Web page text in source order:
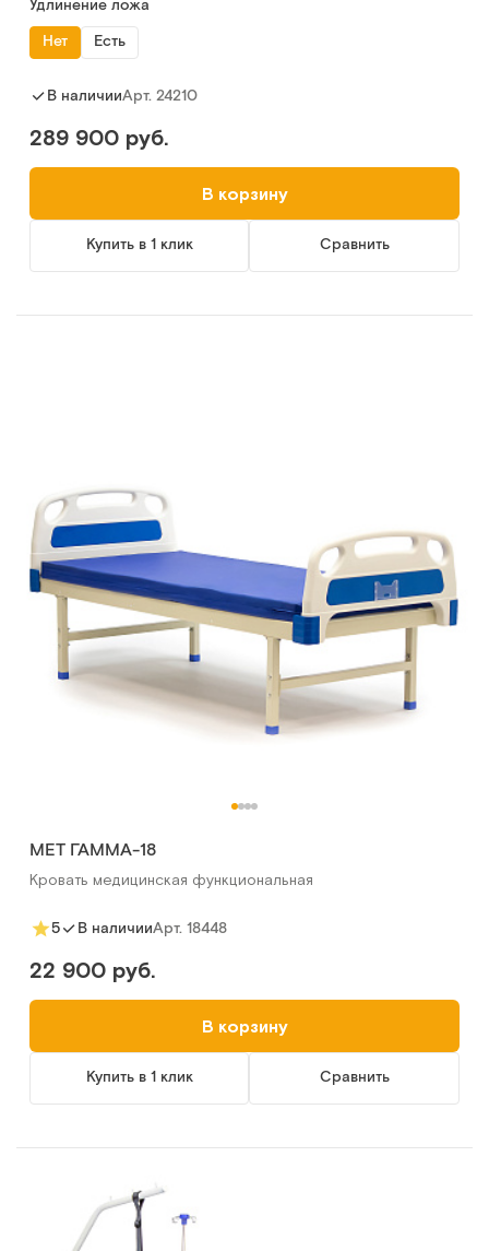
Удлинение ложа
Нет
Есть
В наличииАрт. 24210
289 900 руб.
В корзину
Купить в 1 клик Сравнить
МЕТ ГАММА-18
Кровать медицинская функциональная
5 В наличииАрт. 18448
22 900 руб.
В корзину
Купить в 1 клик Сравнить